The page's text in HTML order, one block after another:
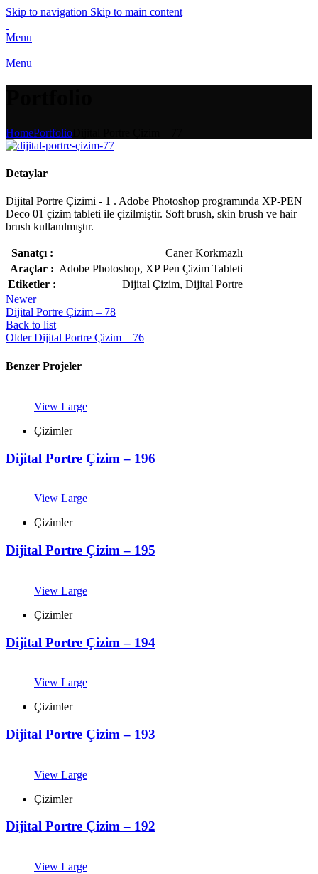
Skip to navigation Skip to main content
Menu
Menu
HomePortfolio
Detaylar
Dijital Portre Çizimi - 1 . Adobe Photoshop programında XP-PEN
Deco 01 çizim tableti ile çizilmiştir. Soft brush, skin brush ve hair
brush kullanılmıştır.
Sanatçı :
Caner Korkmazlı
Araçlar : Adobe Photoshop, XP Pen Çizim Tableti
Etiketler :
Dijital Çizim, Dijital Portre
Newer
Dijital Portre Çizim – 78
Back to list
Older Dijital Portre Çizim – 76
Benzer Projeler
View Large
Çizimler
Dijital Portre Çizim – 196
View Large
Çizimler
Dijital Portre Çizim – 195
View Large
Çizimler
Dijital Portre Çizim – 194
View Large
Çizimler
Dijital Portre Çizim – 193
View Large
Çizimler
Dijital Portre Çizim – 192
View Large